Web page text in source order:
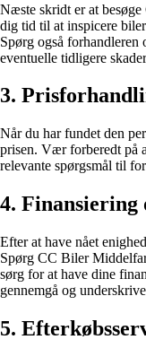
Næste skridt er at
dig tid til at inspicere
Spørg også
eventuelle tidligere
3.
Når du har fundet den
prisen. Vær forberedt på
relevante spørgsmål til
4. Finansiering
Efter at have nået
Spørg CC Biler
sørg for at have dine
gennemgå og
5.